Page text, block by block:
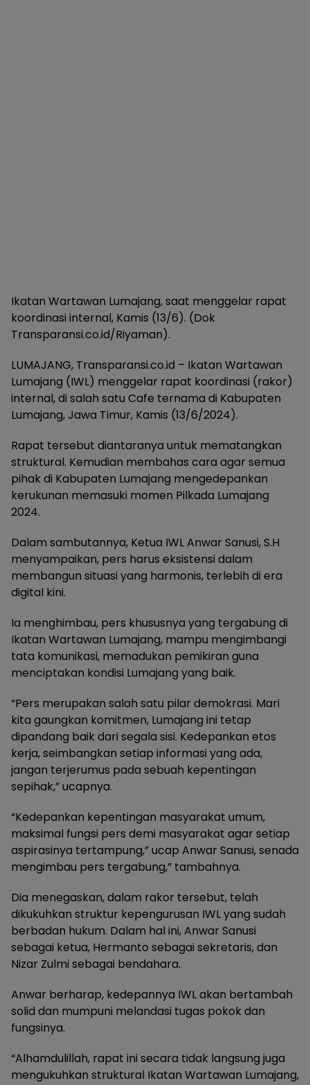
Ikatan Wartawan Lumajang, saat menggelar rapat
koordinasi internal, Kamis (13/6). (Dok
Transparansi.co.id/Riyaman).
LUMAJANG, Transparansi.co.id – Ikatan Wartawan
Lumajang (IWL) menggelar rapat koordinasi (rakor)
internal, di salah satu Cafe ternama di Kabupaten
Lumajang, Jawa Timur, Kamis (13/6/2024).
Rapat tersebut diantaranya untuk mematangkan
struktural. Kemudian membahas cara agar semua
pihak di Kabupaten Lumajang mengedepankan
kerukunan memasuki momen Pilkada Lumajang
2024.
Dalam sambutannya, Ketua IWL Anwar Sanusi, S.H
menyampaikan, pers harus eksistensi dalam
membangun situasi yang harmonis, terlebih di era
digital kini.
Ia menghimbau, pers khususnya yang tergabung di
Ikatan Wartawan Lumajang, mampu mengimbangi
tata komunikasi, memadukan pemikiran guna
menciptakan kondisi Lumajang yang baik.
“Pers merupakan salah satu pilar demokrasi. Mari
kita gaungkan komitmen, Lumajang ini tetap
dipandang baik dari segala sisi. Kedepankan etos
kerja, seimbangkan setiap informasi yang ada,
jangan terjerumus pada sebuah kepentingan
sepihak,” ucapnya.
“Kedepankan kepentingan masyarakat umum,
maksimal fungsi pers demi masyarakat agar setiap
aspirasinya tertampung,” ucap Anwar Sanusi, senada
mengimbau pers tergabung,” tambahnya.
Dia menegaskan, dalam rakor tersebut, telah
dikukuhkan struktur kepengurusan IWL yang sudah
berbadan hukum. Dalam hal ini, Anwar Sanusi
sebagai ketua, Hermanto sebagai sekretaris, dan
Nizar Zulmi sebagai bendahara.
Anwar berharap, kedepannya IWL akan bertambah
solid dan mumpuni melandasi tugas pokok dan
fungsinya.
“Alhamdulillah, rapat ini secara tidak langsung juga
mengukuhkan struktural Ikatan Wartawan Lumajang,